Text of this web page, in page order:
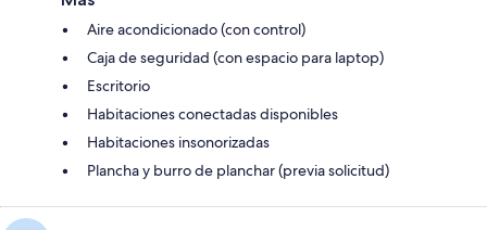
Aire acondicionado (con control)
Caja de seguridad (con espacio para laptop)
Escritorio
Habitaciones conectadas disponibles
Habitaciones insonorizadas
Plancha y burro de planchar (previa solicitud)